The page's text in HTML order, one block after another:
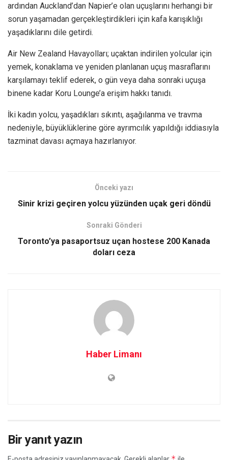
ardından Auckland’dan Napier’e olan uçuşlarını herhangi bir
sorun yaşamadan gerçekleştirdikleri için kafa karışıklığı
yaşadıklarını dile getirdi.
Air New Zealand Havayolları; uçaktan indirilen yolcular için
yemek, konaklama ve yeniden planlanan uçuş masraflarını
karşılamayı teklif ederek, o gün veya daha sonraki uçuşa
binene kadar Koru Lounge’a erişim hakkı tanıdı.
İki kadın yolcu, yaşadıkları sıkıntı, aşağılanma ve travma
nedeniyle, büyüklüklerine göre ayrımcılık yapıldığı iddiasıyla
tazminat davası açmaya hazırlanıyor.
Önceki yazı
Sinir krizi geçiren yolcu yüzünden uçak geri döndü
Sonraki Gönderi
Toronto’ya pasaportsuz uçan hostese 200 Kanada
doları ceza
Haber Limanı
Bir yanıt yazın